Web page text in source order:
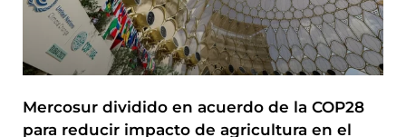
Mercosur dividido en acuerdo de la COP28
para reducir impacto de agricultura en el